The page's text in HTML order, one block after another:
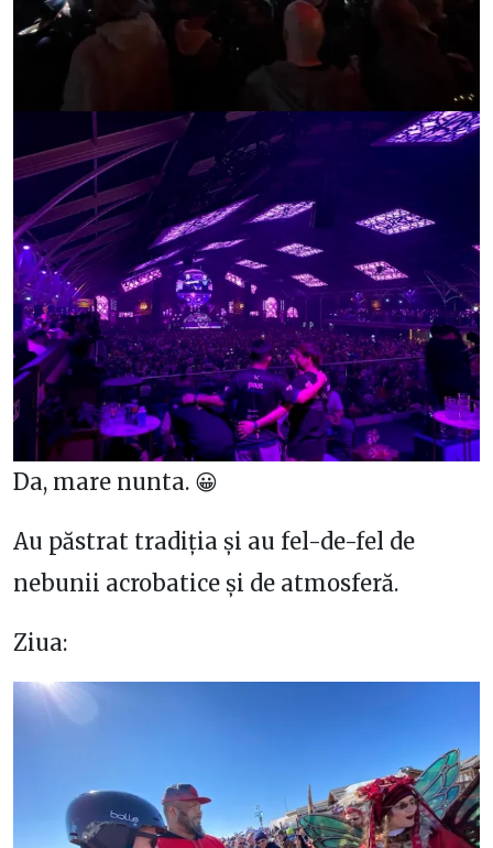
Da, mare nunta. 😀
Au păstrat tradiția și au fel-de-fel de
nebunii acrobatice și de atmosferă.
Ziua: